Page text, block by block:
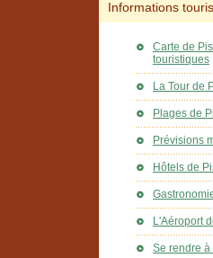
Informations
Carte de
touristiques
La Tour de
Plages de
Prévisions
Hôtels de
L'Aéroport
Se rendre à